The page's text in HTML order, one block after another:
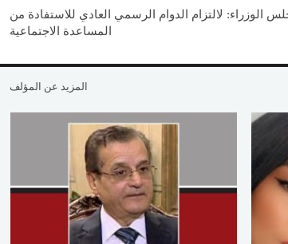
الوزراء: لالتزام الدوام الرسمي العادي للاستفادة من
المساعدة الاجتماعية
المزيد عن المؤلف